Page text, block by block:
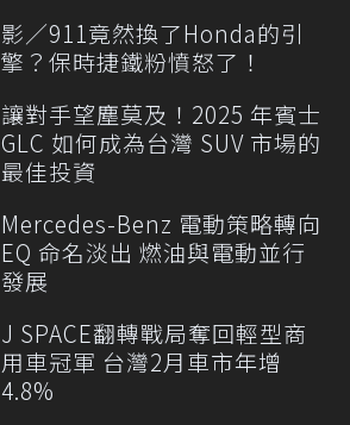
影／911竟然換了Honda的引
擎？保時捷鐵粉憤怒了！
讓對手望塵莫及！2025 年賓士
GLC 如何成為台灣 SUV 市場的
最佳投資
Mercedes-Benz 電動策略轉向
EQ 命名淡出 燃油與電動並行
發展
J SPACE翻轉戰局奪回輕型商
用車冠軍 台灣2月車市年增
4.8%